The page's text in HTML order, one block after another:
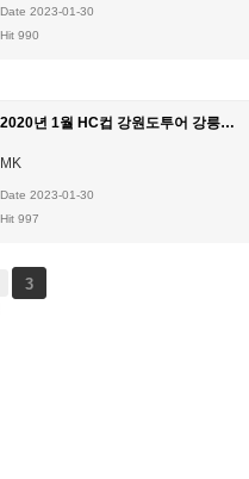
Date 2023-01-30
Hit 990
2020년 1월 HC컵 강원도투어 강릉 뉴그랜드
MK
Date 2023-01-30
Hit 997
3